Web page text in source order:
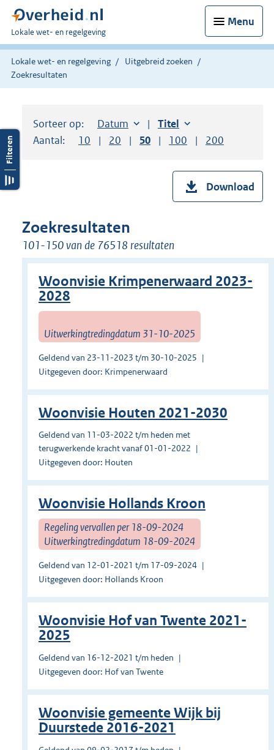
Menu
U
bent
hier:
Lokale wet- en regelgeving
Lokale wet- en regelgeving
Uitgebreid zoeken
Zoekresultaten
Sorteer op: Sorteer op:
Datum aflopendSorteer op:
Titel oplopend
Aantal:
Toon
10 resultaten per pagina
Toon
20 resultaten per pagina
Toon
50 resultaten per pagina
Toon
100 resultaten per
Toon
200
Download
Zoekresultaten
101-150 van de 76518 resultaten
Woonvisie Krimpenerwaard 2023-
2028
Uitwerkingtredingdatum 31-10-2025
Geldend van 23-11-2023 t/m 30-10-2025
Uitgegeven door: Krimpenerwaard
Woonvisie Houten 2021-2030
Geldend van 11-03-2022 t/m heden met
terugwerkende kracht vanaf 01-01-2022
Uitgegeven door: Houten
Woonvisie Hollands Kroon
Regeling vervallen per 18-09-2024
Uitwerkingtredingdatum 18-09-2024
Geldend van 12-01-2021 t/m 17-09-2024
Uitgegeven door: Hollands Kroon
Woonvisie Hof van Twente 2021-
2025
Geldend van 16-12-2021 t/m heden
Uitgegeven door: Hof van Twente
Woonvisie gemeente Wijk bij
Duurstede 2016-2021